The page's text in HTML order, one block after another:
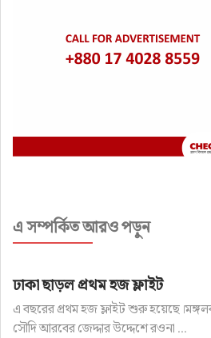
এ সম্পর্কিত আরও পড়ুন
ঢাকা ছাড়ল প্রথম হজ ফ্লাইট
এ বছরের প্রথম হজ ফ্লাইট শুরু
সৌদি আরবের জেদ্দার উদ্দেশে রওনা ...